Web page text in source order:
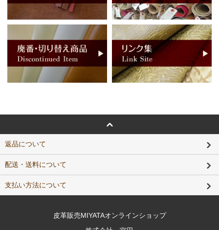
返品について
配送・送料について
支払い方法について
皮革販売MIYATAオンラインショップ